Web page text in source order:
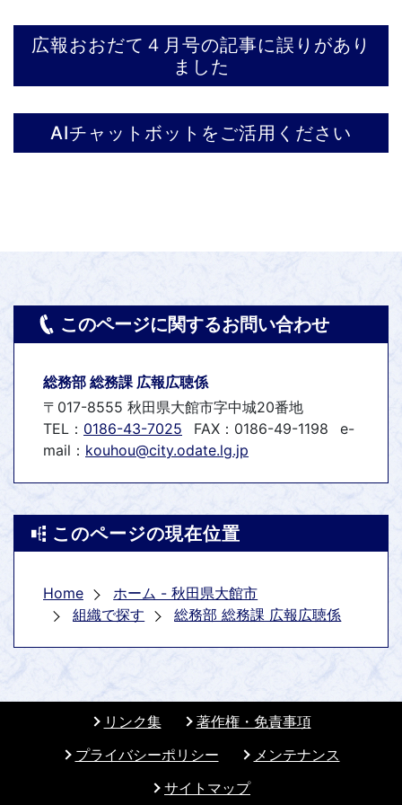
広報おおだて４月号の記事に誤りがあり
ました
AIチャットボットをご活用ください
このページに関するお問い合わせ
総務部 総務課 広報広聴係
〒017-8555 秋田県大館市字中城20番地
TEL： 0186-43-7025 FAX：0186-49-1198
e-
mail： kouhou@city.odate.lg.jp
このページの現在位置
Home
ホーム - 秋田県大館市
組織で探す
総務部 総務課 広報広聴係
リンク集
著作権・免責事項
プライバシーポリシー
メンテナンス
サイトマップ